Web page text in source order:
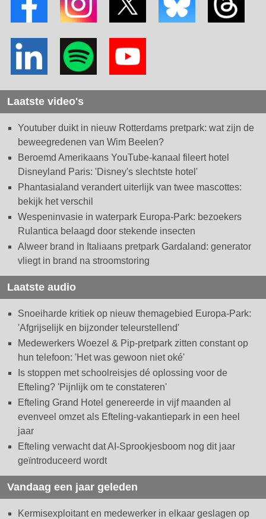
Laatste video's
Youtuber duikt in nieuw Rotterdams pretpark: wat zijn de
beweegredenen van Wim Beelen?
Beroemd Amerikaans YouTube-kanaal fileert hotel
Disneyland Paris: 'Disney's slechtste hotel'
Phantasialand verandert uiterlijk van twee mascottes:
bekijk het verschil
Wespeninvasie in waterpark Europa-Park: bezoekers
Rulantica belaagd door stekende insecten
Alweer brand in Italiaans pretpark Gardaland: generator
vliegt in brand na stroomstoring
Laatste audio
Snoeiharde kritiek op nieuw themagebied Europa-Park:
'Afgrijselijk en bijzonder teleurstellend'
Medewerkers Woezel & Pip-pretpark zitten constant op
hun telefoon: 'Het was gewoon niet oké'
Is stoppen met schoolreisjes dé oplossing voor de
Efteling? 'Pijnlijk om te constateren'
Efteling Grand Hotel genereerde in vijf maanden al
evenveel omzet als Efteling-vakantiepark in een heel
jaar
Efteling verwacht dat AI-Sprookjesboom nog dit jaar
geïntroduceerd wordt
Vandaag een jaar geleden
Kermisexploitant en medewerker in elkaar geslagen op